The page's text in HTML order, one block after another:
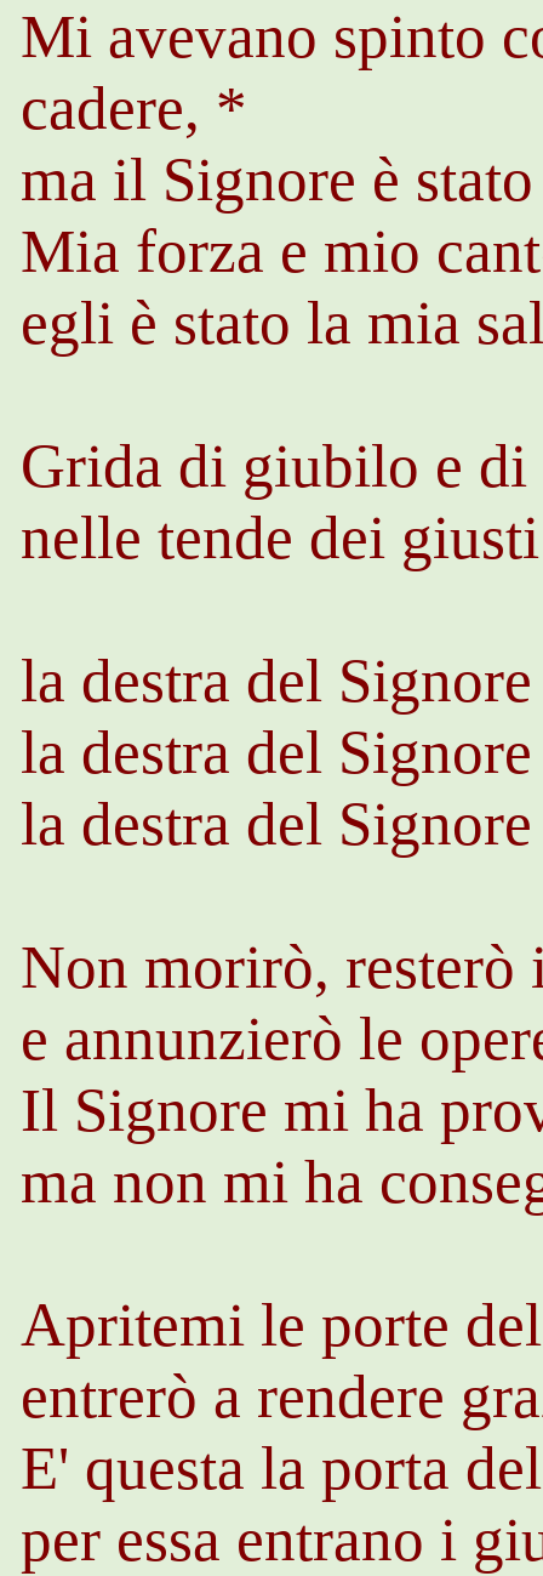
Mi avevano spinto
cadere, *
ma il Signore è
Mia forza e mio
egli è stato la mia
Grida di giubilo e
nelle tende dei
la destra del
la destra del
la destra del
Non morirò,
e annunzierò le
Il Signore mi ha
ma non mi ha
Apritemi le porte
entrerò a rendere
E' questa la porta
per essa entrano i